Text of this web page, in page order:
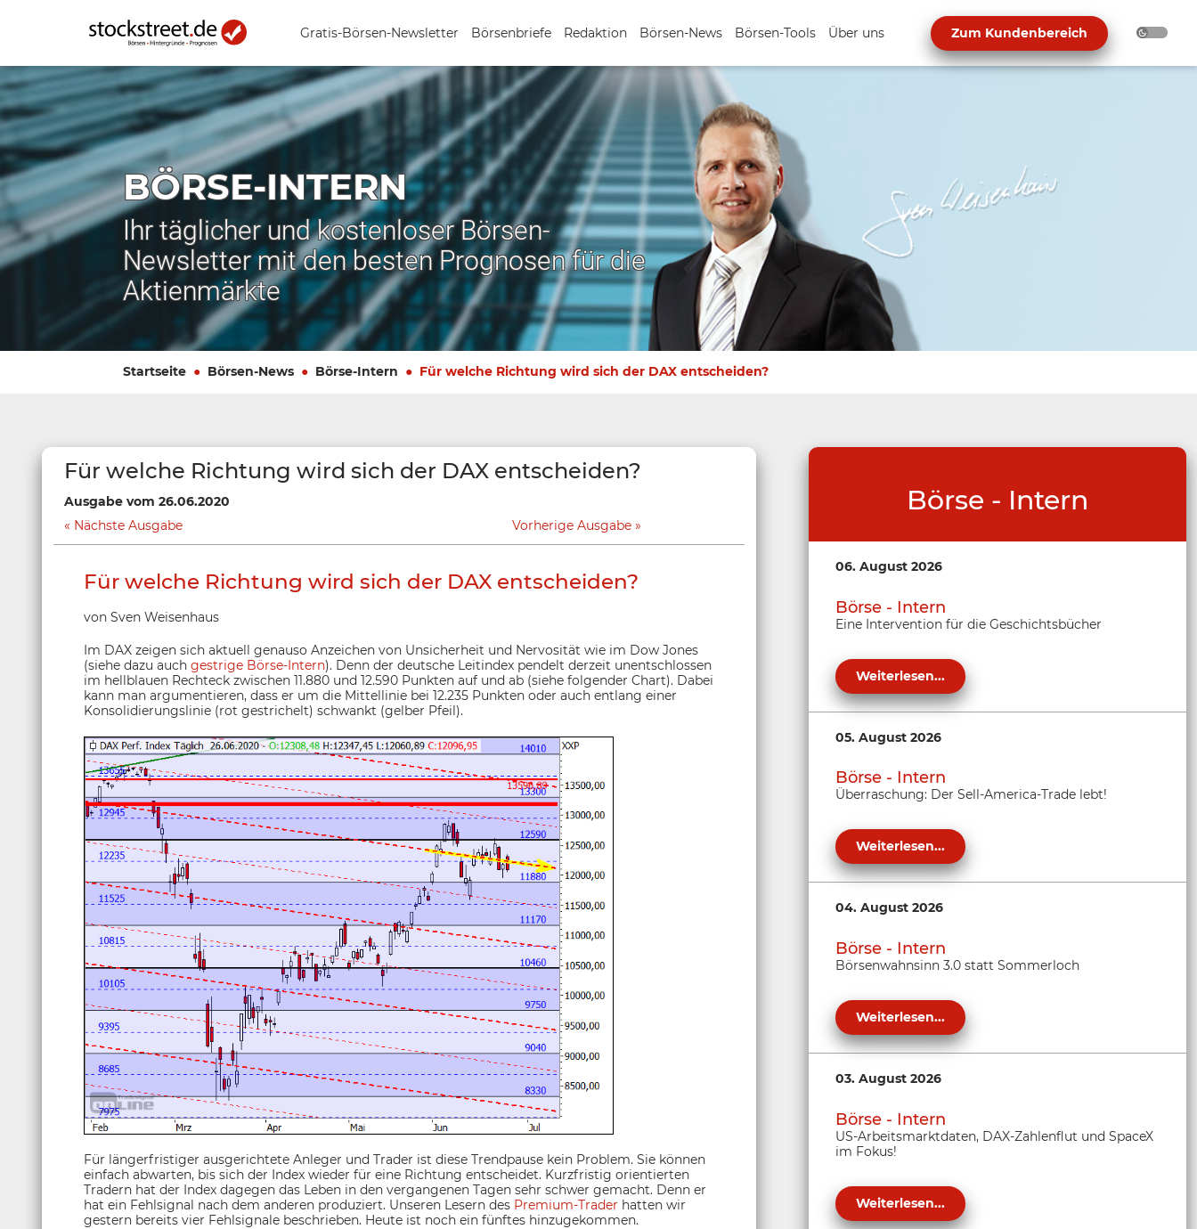
Gratis-Börsen-Newsletter Börsenbriefe Redaktion Börsen-News Börsen-Tools Über uns Zum Kundenbereich
BÖRSE-INTERN
Ihr täglicher und kostenloser Börsen-
Newsletter mit den besten Prognosen für die
Aktienmärkte
Startseite Börsen-News Börse-Intern Für welche Richtung wird sich der DAX entscheiden?
Für welche Richtung wird sich der DAX entscheiden?
Ausgabe vom 26.06.2020
Nächste Ausgabe
Vorherige Ausgabe
Für welche Richtung wird sich der DAX entscheiden?
von Sven Weisenhaus
Im DAX zeigen sich aktuell genauso Anzeichen von Unsicherheit und Nervosität wie im Dow Jones
(siehe dazu auch gestrige Börse-Intern). Denn der deutsche Leitindex pendelt derzeit unentschlossen
im hellblauen Rechteck zwischen 11.880 und 12.590 Punkten auf und ab (siehe folgender Chart). Dabei
kann man argumentieren, dass er um die Mittellinie bei 12.235 Punkten oder auch entlang einer
Konsolidierungslinie (rot gestrichelt) schwankt (gelber Pfeil).
Für längerfristiger ausgerichtete Anleger und Trader ist diese Trendpause kein Problem. Sie können
einfach abwarten, bis sich der Index wieder für eine Richtung entscheidet. Kurzfristig orientierten
Tradern hat der Index dagegen das Leben in den vergangenen Tagen sehr schwer gemacht. Denn er
hat ein Fehlsignal nach dem anderen produziert. Unseren Lesern des Premium-Trader hatten wir
gestern bereits vier Fehlsignale beschrieben. Heute ist noch ein fünftes hinzugekommen.
Börse - Intern
06. August 2026
Börse - Intern
Eine Intervention für die Geschichtsbücher
Weiterlesen...
05. August 2026
Börse - Intern
Überraschung: Der Sell-America-Trade lebt!
Weiterlesen...
04. August 2026
Börse - Intern
Börsenwahnsinn 3.0 statt Sommerloch
Weiterlesen...
03. August 2026
Börse - Intern
US-Arbeitsmarktdaten, DAX-Zahlenflut und SpaceX
im Fokus!
Weiterlesen...